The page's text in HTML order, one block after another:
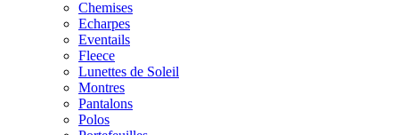
Chemises
Echarpes
Eventails
Fleece
Lunettes de Soleil
Montres
Pantalons
Polos